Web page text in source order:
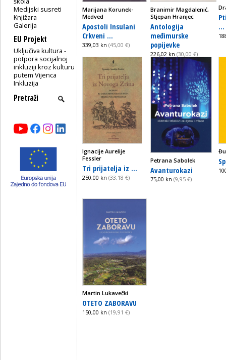
Medijski susreti
Knjižara
Galerija
EU Projekt
Uključiva kultura -
potpora socijalnoj
inkluziji kroz kulturu
putem Vijenca
Inkluzija
Marijana Korunek-
Medved
Apostoli Insulani
Crkveni ...
339,03 kn (45,00 €)
Branimir Magdalenić,
Stjepan Hranjec
Antologija
međimurske
popijevke
226,02 kn (30,00 €)
...
Ignacije Aurelije
Fessler
Tri prijatelja iz ...
250,00 kn (33,18 €)
Petrana Sabolek
Avanturokazi
75,00 kn (9,95 €)
Martin Lukavečki
OTETO ZABORAVU
150,00 kn (19,91 €)